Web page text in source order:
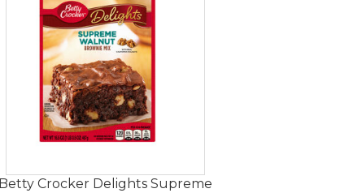
Betty Crocker Delights Supreme